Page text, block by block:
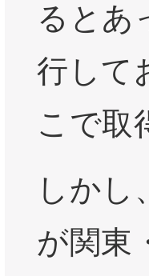
るとあ
行して
こで取
しかし
が関東